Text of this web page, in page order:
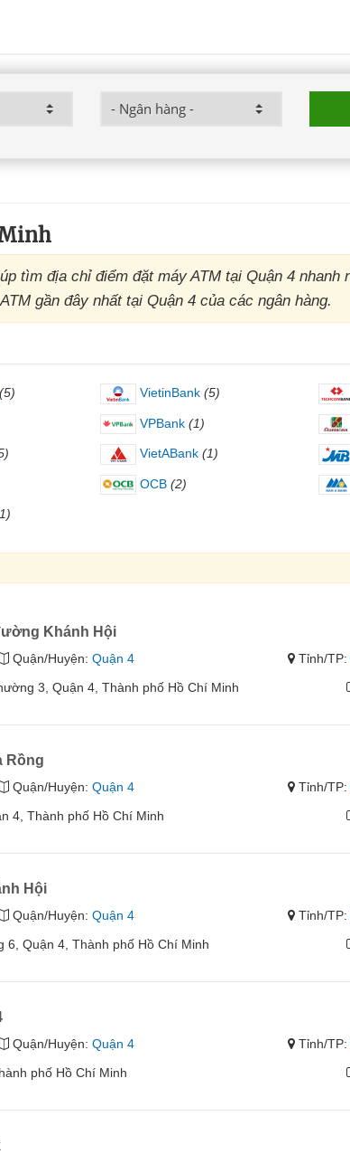
tìm địa chỉ điểm đặt máy ATM tại Quận 4 nhanh
gần đây nhất tại Quận 4 của các ngân hàng.
(5) VietinBank (5)
VPBank (1)
VietABank (1)
OCB (2)
Khánh Hội
Quận/Huyện: Quận 4 Tỉnh/TP:
3, Quận 4, Thành phố Hồ Chí Minh
Rồng
Quận/Huyện: Quận 4 Tỉnh/TP:
4, Thành phố Hồ Chí Minh
Hội
Quận/Huyện: Quận 4 Tỉnh/TP:
6, Quận 4, Thành phố Hồ Chí Minh
Quận/Huyện: Quận 4 Tỉnh/TP:
phố Hồ Chí Minh